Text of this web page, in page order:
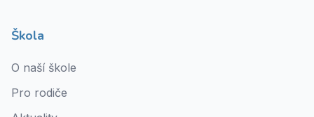
Škola
O naší škole
Pro rodiče